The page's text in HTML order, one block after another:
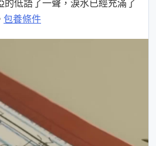
低語了一聲，淚水已經充滿了
包養條件